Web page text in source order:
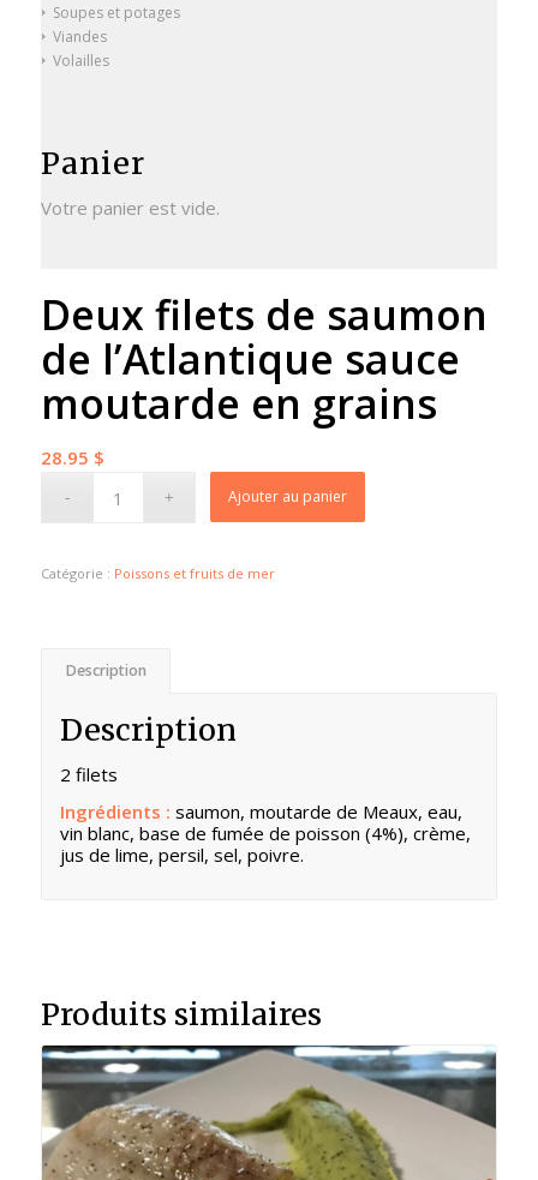
Soupes et potages
Viandes
Volailles
Panier
Votre panier est vide.
Deux filets de saumon
de l’Atlantique sauce
moutarde en grains
28.95 $
Ajouter au panier
Catégorie : Poissons et fruits de mer
Description
Description
2 filets
Ingrédients : saumon, moutarde de Meaux, eau,
vin blanc, base de fumée de poisson (4%), crème,
jus de lime, persil, sel, poivre.
Produits similaires